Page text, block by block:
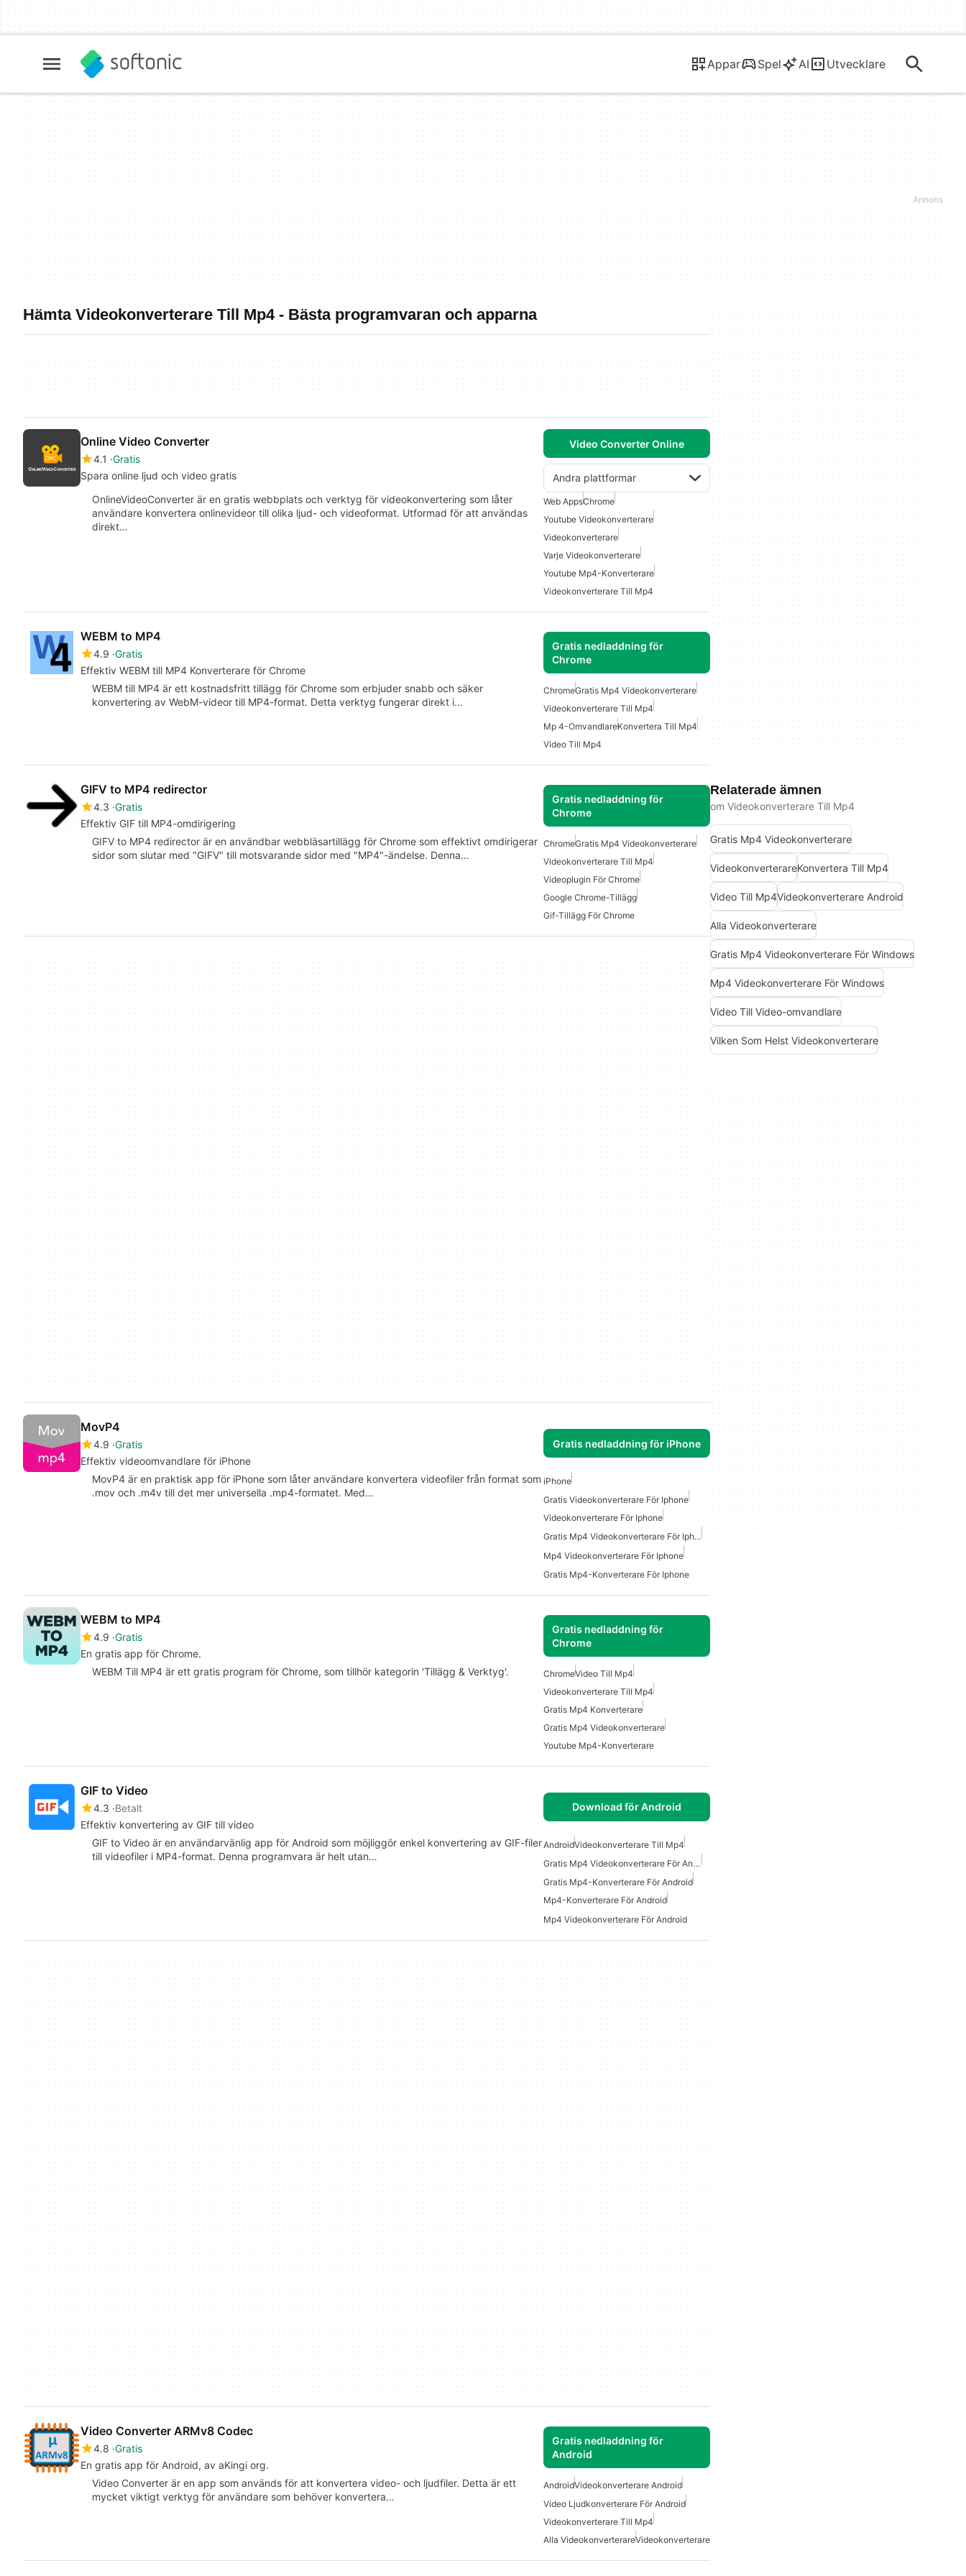
Appar Spel AI Utvecklare
Hämta Videokonverterare Till Mp4 - Bästa programvaran och apparna
Online Video Converter
4.1 Gratis
Spara online ljud och video gratis
Video Converter Online
Andra plattformar
OnlineVideoConverter är en gratis webbplats och verktyg för videokonvertering som låter
användare konvertera onlinevideor till olika ljud- och videoformat. Utformad för att användas
direkt…
Web AppsChrome
Youtube Videokonverterare
Videokonverterare
Varje Videokonverterare
Youtube Mp4-Konverterare
Videokonverterare Till Mp4
WEBM to MP4
4.9 Gratis
Effektiv WEBM till MP4 Konverterare för Chrome
Gratis nedladdning för
Chrome
WEBM till MP4 är ett kostnadsfritt tillägg för Chrome som erbjuder snabb och säker
konvertering av WebM-videor till MP4-format. Detta verktyg fungerar direkt i…
ChromeGratis Mp4 Videokonverterare
Videokonverterare Till Mp4
Mp 4-OmvandlareKonvertera Till Mp4
Video Till Mp4
GIFV to MP4 redirector
4.3 Gratis
Effektiv GIF till MP4-omdirigering
Gratis nedladdning för
Chrome
GIFV to MP4 redirector är en användbar webbläsartillägg för Chrome som effektivt omdirigerar
sidor som slutar med "GIFV" till motsvarande sidor med "MP4"-ändelse. Denna…
ChromeGratis Mp4 Videokonverterare
Videokonverterare Till Mp4
Videoplugin För Chrome
Google Chrome-Tillägg
Gif-Tillägg För Chrome
MovP4
4.9 Gratis
Effektiv videoomvandlare för iPhone
Gratis nedladdning för iPhone
MovP4 är en praktisk app för iPhone som låter användare konvertera videofiler från format som
.mov och .m4v till det mer universella .mp4-formatet. Med…
iPhone
Gratis Videokonverterare För Iphone
Videokonverterare För Iphone
Gratis Mp4 Videokonverterare För Iphone
Mp4 Videokonverterare För Iphone
Gratis Mp4-Konverterare För Iphone
WEBM to MP4
4.9 Gratis
En gratis app för Chrome.
Gratis nedladdning för
Chrome
WEBM Till MP4 är ett gratis program för Chrome, som tillhör kategorin 'Tillägg & Verktyg'. ChromeVideo Till Mp4
Videokonverterare Till Mp4
Gratis Mp4 Konverterare
Gratis Mp4 Videokonverterare
Youtube Mp4-Konverterare
GIF to Video
4.3 Betalt
Effektiv konvertering av GIF till video
Download för Android
GIF to Video är en användarvänlig app för Android som möjliggör enkel konvertering av GIF-filer
till videofiler i MP4-format. Denna programvara är helt utan…
AndroidVideokonverterare Till Mp4
Gratis Mp4 Videokonverterare För Android
Gratis Mp4-Konverterare För Android
Mp4-Konverterare För Android
Mp4 Videokonverterare För Android
Video Converter ARMv8 Codec
4.8 Gratis
En gratis app för Android, av aKingi org.
Gratis nedladdning för
Android
Video Converter är en app som används för att konvertera video- och ljudfiler. Detta är ett
mycket viktigt verktyg för användare som behöver konvertera…
AndroidVideokonverterare Android
Video Ljudkonverterare För Android
Videokonverterare Till Mp4
Alla VideokonverterareVideokonverterare
Relaterade ämnen
om Videokonverterare Till Mp4
Gratis Mp4 Videokonverterare
VideokonverterareKonvertera Till Mp4
Video Till Mp4Videokonverterare Android
Alla Videokonverterare
Gratis Mp4 Videokonverterare För Windows
Mp4 Videokonverterare För Windows
Video Till Video-omvandlare
Vilken Som Helst Videokonverterare